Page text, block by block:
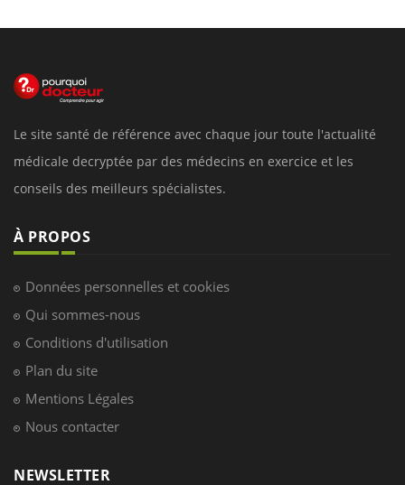
Le site santé de référence avec chaque jour toute l'actualité
médicale decryptée par des médecins en exercice et les
conseils des meilleurs spécialistes.
À PROPOS
Données personnelles et cookies
Qui sommes-nous
Conditions d'utilisation
Plan du site
Mentions Légales
Nous contacter
NEWSLETTER